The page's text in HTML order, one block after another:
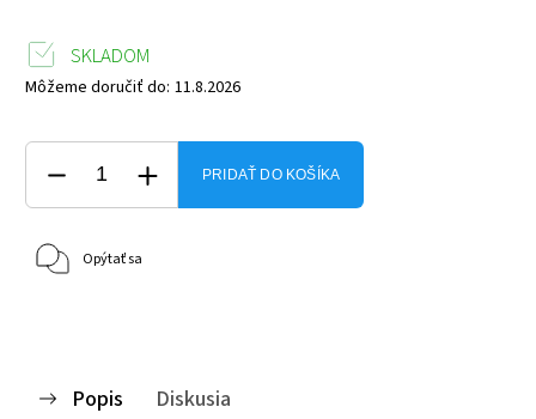
SKLADOM
Môžeme doručiť do: 11.8.2026
PRIDAŤ DO KOŠÍKA
Opýtať sa
Popis Diskusia